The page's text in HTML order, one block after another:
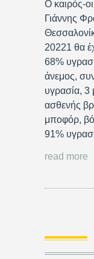
Ο καιρός-
Γιάννης
20221 θα
68%
άνεμος,
υγρασία, 3
ασθενής
μποφόρ,
91%
read more